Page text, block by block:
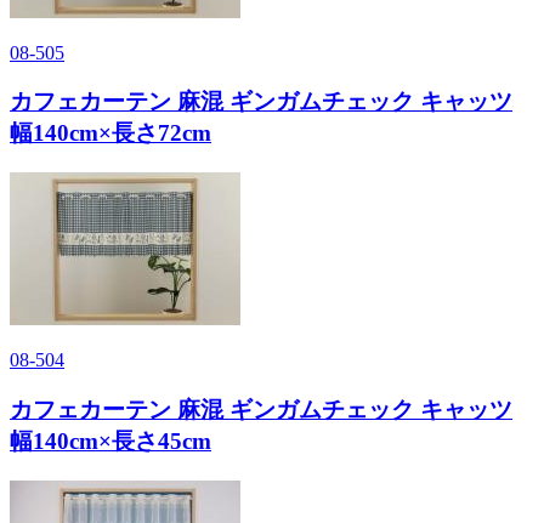
08-505
カフェカーテン 麻混 ギンガムチェック キャッツ
幅140cm×長さ72cm
08-504
カフェカーテン 麻混 ギンガムチェック キャッツ
幅140cm×長さ45cm